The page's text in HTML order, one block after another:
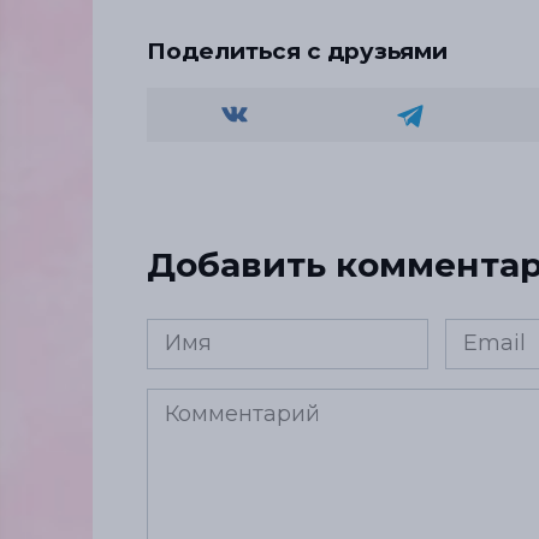
Поделиться с друзьями
Добавить